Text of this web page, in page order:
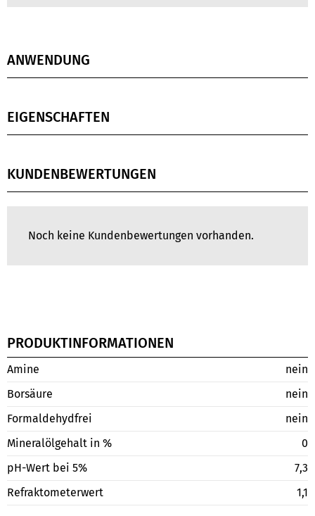
ANWENDUNG
EIGENSCHAFTEN
KUNDENBEWERTUNGEN
Noch keine Kundenbewertungen vorhanden.
PRODUKTINFORMATIONEN
Amine
nein
Borsäure
nein
Formaldehydfrei
nein
Mineralölgehalt in %
0
pH-Wert bei 5%
7,3
Refraktometerwert
1,1